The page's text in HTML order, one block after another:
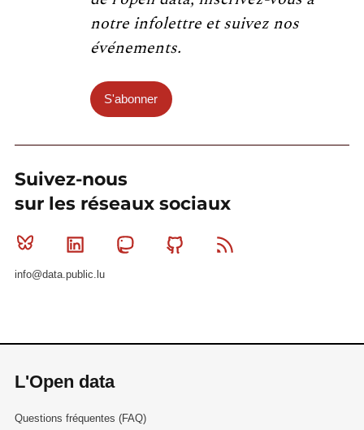
notre infolettre et suivez nos
événements.
S'abonner
Suivez-nous
sur les réseaux sociaux
Bluesky Linkedin MastodonGithub
info@data.public.lu
L'Open data
Questions fréquentes (FAQ)